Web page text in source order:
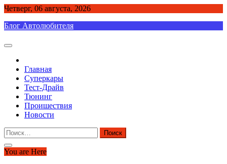
Skip
content
Четверг, 06 августа, 2026
Блог Автолюбителя
Главная
Суперкары
Тест-Драйв
Тюнинг
Проишествия
Новости
Найти:
You are Here